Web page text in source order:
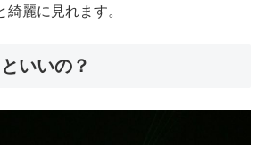
麗に見れます。
いいの？